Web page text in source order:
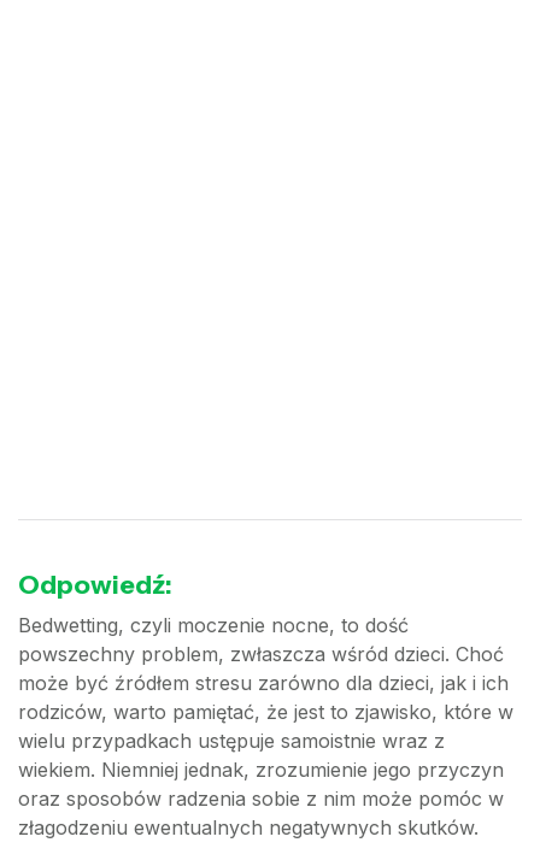
Odpowiedź:
Bedwetting, czyli moczenie nocne, to dość
powszechny problem, zwłaszcza wśród dzieci. Choć
może być źródłem stresu zarówno dla dzieci, jak i ich
rodziców, warto pamiętać, że jest to zjawisko, które w
wielu przypadkach ustępuje samoistnie wraz z
wiekiem. Niemniej jednak, zrozumienie jego przyczyn
oraz sposobów radzenia sobie z nim może pomóc w
złagodzeniu ewentualnych negatywnych skutków.